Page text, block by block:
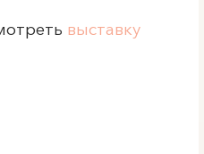
выставку